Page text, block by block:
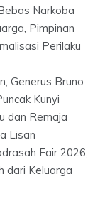
Narkoba
Pimpinan
Perilaku
Generus Bruno
Kunyi
dan Remaja
Lisan
Fair 2026,
dari Keluarga